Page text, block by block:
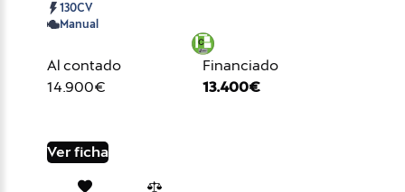
130CV
Manual
Al contado
14.900€
Financiado
13.400€
Ver ficha